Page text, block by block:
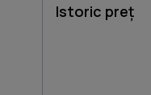
Istoric preț